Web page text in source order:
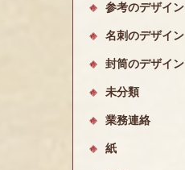
参考のデザイン
名刺のデザイン
封筒のデザイン
未分類
業務連絡
紙